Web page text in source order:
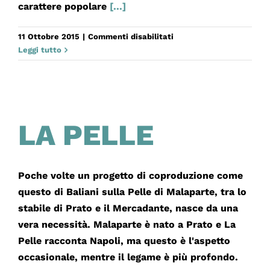
carattere popolare [...]
11 Ottobre 2015 | Commenti disabilitatisu
PULLE
Leggi tutto
LA PELLE
Poche volte un progetto di coproduzione come
questo di Baliani sulla Pelle di Malaparte, tra lo
stabile di Prato e il Mercadante, nasce da una
vera necessità. Malaparte è nato a Prato e La
Pelle racconta Napoli, ma questo è l'aspetto
occasionale, mentre il legame è più profondo.